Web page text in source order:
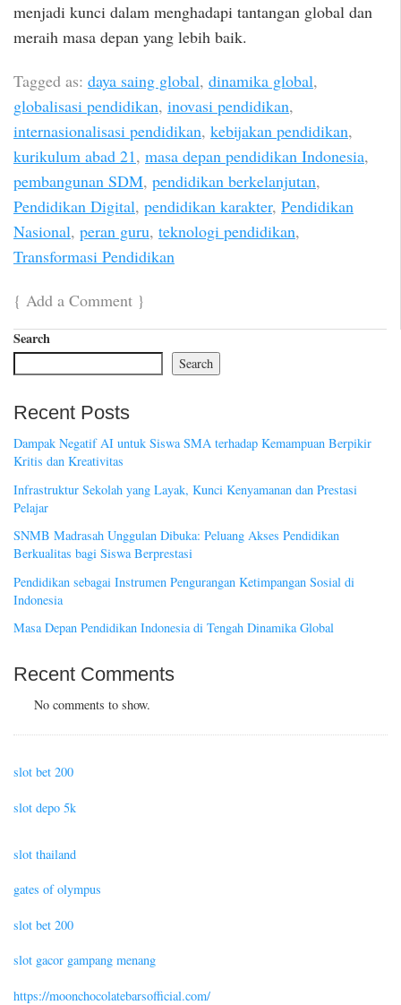
menjadi kunci dalam menghadapi tantangan global dan
meraih masa depan yang lebih baik.
Tagged as: daya saing global, dinamika global,
globalisasi pendidikan, inovasi pendidikan,
internasionalisasi pendidikan, kebijakan pendidikan,
kurikulum abad 21, masa depan pendidikan Indonesia,
pembangunan SDM, pendidikan berkelanjutan,
Pendidikan Digital, pendidikan karakter, Pendidikan
Nasional, peran guru, teknologi pendidikan,
Transformasi Pendidikan
{ Add a Comment }
Search
Search
Recent Posts
Dampak Negatif AI untuk Siswa SMA terhadap Kemampuan Berpikir
Kritis dan Kreativitas
Infrastruktur Sekolah yang Layak, Kunci Kenyamanan dan Prestasi
Pelajar
SNMB Madrasah Unggulan Dibuka: Peluang Akses Pendidikan
Berkualitas bagi Siswa Berprestasi
Pendidikan sebagai Instrumen Pengurangan Ketimpangan Sosial di
Indonesia
Masa Depan Pendidikan Indonesia di Tengah Dinamika Global
Recent Comments
No comments to show.
slot bet 200
slot depo 5k
slot thailand
gates of olympus
slot bet 200
slot gacor gampang menang
https://moonchocolatebarsofficial.com/